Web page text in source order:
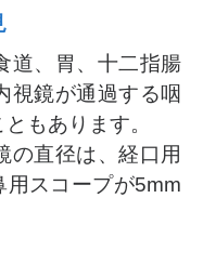
道、胃、十二指腸
視鏡が通過する咽
もあります。
の直径は、経口用
用スコープが5mm